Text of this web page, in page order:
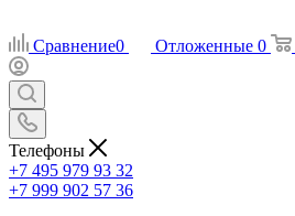
Сравнение0 Отложенные 0
Телефоны
+7 495 979 93 32
+7 999 902 57 36